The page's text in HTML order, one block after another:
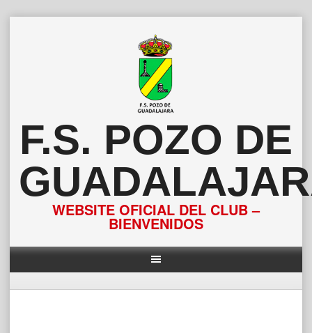
F.S. POZO DE
WEBSITE OFICIAL DEL CLUB –
BIENVENIDOS